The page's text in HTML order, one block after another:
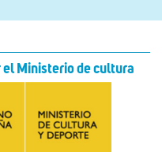
Ministerio de cultura